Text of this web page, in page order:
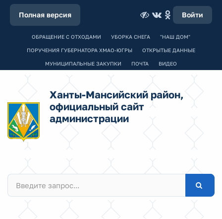
Полная версия Войти
ОБРАЩЕНИЕ С ОТХОДАМИ УБОРКА СНЕГА "НАШ ДОМ"
ПОРУЧЕНИЯ ГУБЕРНАТОРА ХМАО-ЮГРЫ ОТКРЫТЫЕ ДАННЫЕ
МУНИЦИПАЛЬНЫЕ ЗАКУПКИ ПОЧТА ВИДЕО
Ханты-Мансийский район,
официальный сайт
администрации